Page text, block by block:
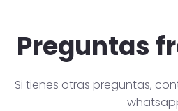
Preguntas
Si tienes otras preguntas,